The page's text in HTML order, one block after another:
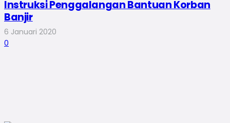
Instruksi Penggalangan Bantuan Korban
Banjir
6 Januari 2020
0